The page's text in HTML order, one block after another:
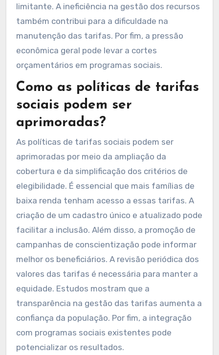
limitante. A ineficiência na gestão dos recursos
também contribui para a dificuldade na
manutenção das tarifas. Por fim, a pressão
econômica geral pode levar a cortes
orçamentários em programas sociais.
Como as políticas de tarifas
sociais podem ser
aprimoradas?
As políticas de tarifas sociais podem ser
aprimoradas por meio da ampliação da
cobertura e da simplificação dos critérios de
elegibilidade. É essencial que mais famílias de
baixa renda tenham acesso a essas tarifas. A
criação de um cadastro único e atualizado pode
facilitar a inclusão. Além disso, a promoção de
campanhas de conscientização pode informar
melhor os beneficiários. A revisão periódica dos
valores das tarifas é necessária para manter a
equidade. Estudos mostram que a
transparência na gestão das tarifas aumenta a
confiança da população. Por fim, a integração
com programas sociais existentes pode
potencializar os resultados.